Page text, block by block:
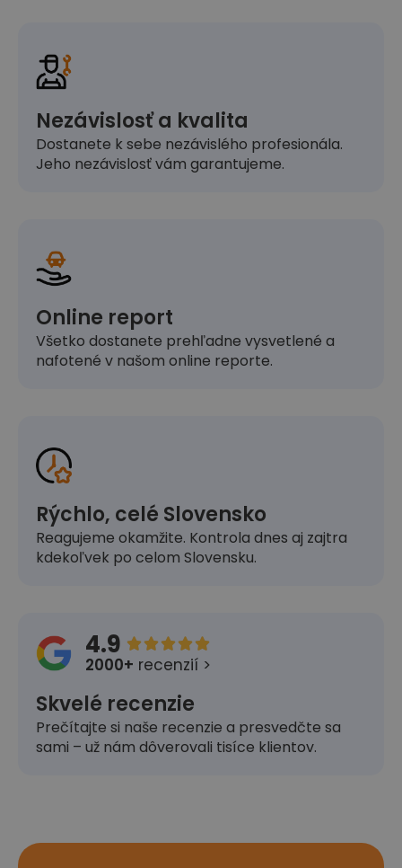
Nezávislosť a kvalita
Dostanete k sebe nezávislého profesionála.
Jeho nezávislosť vám garantujeme.
Online report
Všetko dostanete prehľadne vysvetlené a
nafotené v našom online reporte.
Rýchlo, celé Slovensko
Reagujeme okamžite. Kontrola dnes aj zajtra
kdekoľvek po celom Slovensku.
4.9 
2000+ recenzií >
Skvelé recenzie
Prečítajte si naše recenzie a presvedčte sa
sami – už nám dôverovali tisíce klientov.